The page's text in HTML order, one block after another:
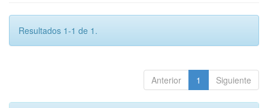
Resultados 1-1 de 1.
Anterior 1 Siguiente